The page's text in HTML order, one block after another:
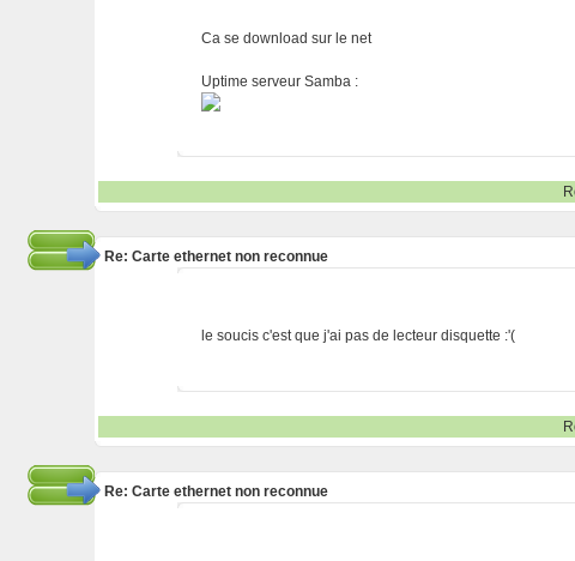
Ca se download sur le net
Uptime serveur Samba :
Re: Carte ethernet non reconnue
le soucis c'est que j'ai pas de lecteur disquette :'(
Re: Carte ethernet non reconnue